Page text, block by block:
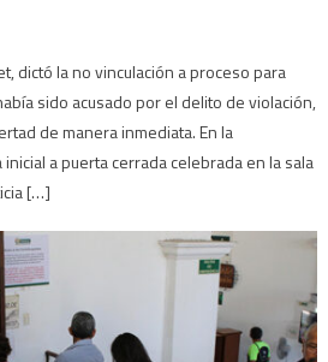
dictó la no vinculación a proceso para
había sido acusado por el delito de violación,
de manera inmediata. En la
a puerta cerrada celebrada en la sala
[…]